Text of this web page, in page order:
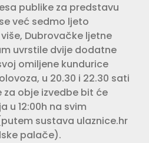
publike za predstavu
već sedmo ljeto
Dubrovačke ljetne
uvrstile dvije dodatne
omiljene kundurice
u 20.30 i 22.30 sati
za obje izvedbe bit će
u 12:00h na svim
sustava ulaznice.hr
palače).